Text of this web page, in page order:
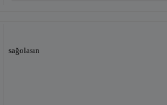
sağolasın